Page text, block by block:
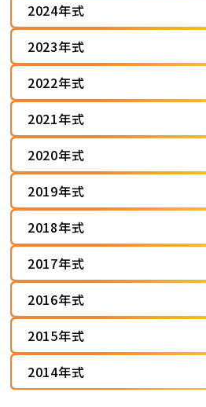
2024年式
2023年式
2022年式
2021年式
2020年式
2019年式
2018年式
2017年式
2016年式
2015年式
2014年式